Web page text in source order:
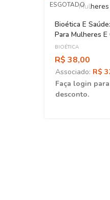
ESGOTADO
Bioética E
Para Mulheres E
BIOÉTICA
R$ 38,00
Associado: R$
Faça login
desconto.